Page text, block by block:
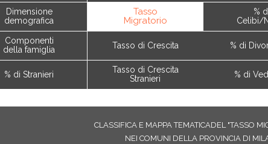
Dimensione
demografica
Componenti
della famiglia
% di Stranieri
Tasso
Migratorio
Tasso di Crescita
Tasso di Crescita
Stranieri
%
Celibi/
% di
% di
CLASSIFICA E MAPPA TEMATICADEL "TASSO
NEI COMUNI DELLA PROVINCIA DI